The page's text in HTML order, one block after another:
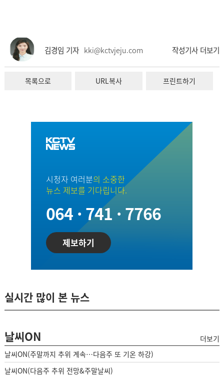
김경임 기자 kki@kctvjeju.com 작성기사 더보기
목록으로 URL복사 프린트하기
시청자 여러분의 소중한
뉴스 제보를 기다립니다.
064 · 741 · 7766
제보하기
실시간 많이 본 뉴스
날씨ON
더보기
날씨ON(주말까지 추위 계속…다음주 또 기온 하강)
날씨ON(다음주 추위 전망&주말날씨)